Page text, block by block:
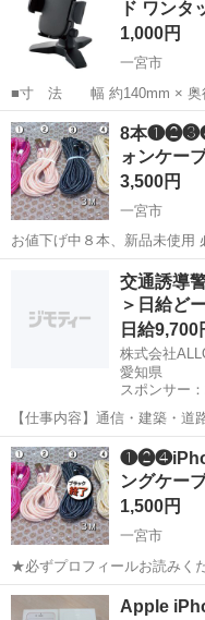
ド ワン
1,000円
一宮市
■寸 法 幅 約140mm × 奥
量 約 230g ■カラー ブラ
チのスマートフォン ■角度
愛知 一宮市 その他
8本
ォンケー
3,500円
一宮市
お値下げ中８本、新品未使用
入】=【同意】 ★内容を承知した上で質問等無いようでしたらこのま
まお手続きをお願いいたします。 最長3m！長さを気にせず、
充電できます！耐久性に優...
その他
交通誘導
＞日給ど
日給9,700
株式会社
愛知県
スポンサー
【仕事内容】通信・建築・
閑散期なしで安定収入 常に
誘導を行い、 交通渋滞や事故
全”を守る、やりがいあるポジ
アルバイト・パート
ングケー
1,500円
一宮市
★必ずプロフィールお読みく
★内容を承知した上で質問等
願いいたします。 ✿お客様の過失が原因による不具合や継続使用によ
愛知 一宮市
Apple